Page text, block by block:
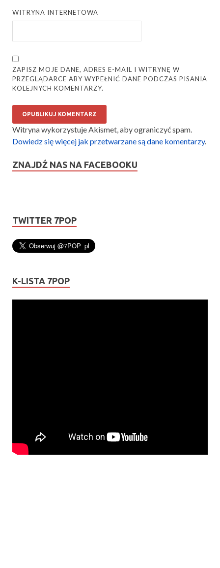
WITRYNA INTERNETOWA
ZAPISZ MOJE DANE, ADRES E-MAIL I WITRYNĘ W
PRZEGLĄDARCE ABY WYPEŁNIĆ DANE PODCZAS PISANIA
KOLEJNYCH KOMENTARZY.
Witryna wykorzystuje Akismet, aby ograniczyć spam.
Dowiedz się więcej jak przetwarzane są dane komentarzy.
ZNAJDŹ NAS NA FACEBOOKU
TWITTER 7POP
K-LISTA 7POP